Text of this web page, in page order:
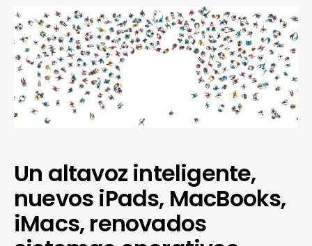
Un altavoz inteligente,
nuevos iPads, MacBooks,
iMacs, renovados